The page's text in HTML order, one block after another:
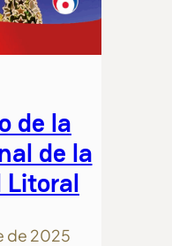
de la
de la
Litoral
de 2025